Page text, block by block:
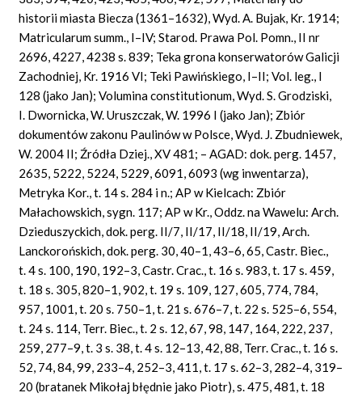
historii miasta Biecza (1361–1632), Wyd. A. Bujak, Kr. 1914;
Matricularum summ., I–IV; Starod. Prawa Pol. Pomn., II nr
2696, 4227, 4238 s. 839; Teka grona konserwatorów Galicji
Zachodniej, Kr. 1916 VI; Teki Pawińskiego, I–II; Vol. leg., I
128 (jako Jan); Volumina constitutionum, Wyd. S. Grodziski,
I. Dwornicka, W. Uruszczak, W. 1996 I (jako Jan); Zbiór
dokumentów zakonu Paulinów w Polsce, Wyd. J. Zbudniewek,
W. 2004 II; Źródła Dziej., XV 481; – AGAD: dok. perg. 1457,
2635, 5222, 5224, 5229, 6091, 6093 (wg inwentarza),
Metryka Kor., t. 14 s. 284 i n.; AP w Kielcach: Zbiór
Małachowskich, sygn. 117; AP w Kr., Oddz. na Wawelu: Arch.
Dzieduszyckich, dok. perg. II/7, II/17, II/18, II/19, Arch.
Lanckorońskich, dok. perg. 30, 40–1, 43–6, 65, Castr. Biec.,
t. 4 s. 100, 190, 192–3, Castr. Crac., t. 16 s. 983, t. 17 s. 459,
t. 18 s. 305, 820–1, 902, t. 19 s. 109, 127, 605, 774, 784,
957, 1001, t. 20 s. 750–1, t. 21 s. 676–7, t. 22 s. 525–6, 554,
t. 24 s. 114, Terr. Biec., t. 2 s. 12, 67, 98, 147, 164, 222, 237,
259, 277–9, t. 3 s. 38, t. 4 s. 12–13, 42, 88, Terr. Crac., t. 16 s.
52, 74, 84, 99, 233–4, 252–3, 411, t. 17 s. 62–3, 282–4, 319–
20 (bratanek Mikołaj błędnie jako Piotr), s. 475, 481, t. 18